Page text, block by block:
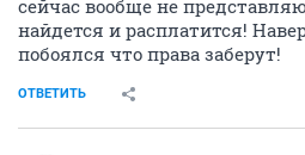
сейчас вообще не
найдется и расплатится!
побоялся что права заберут!
ОТВЕТИТЬ